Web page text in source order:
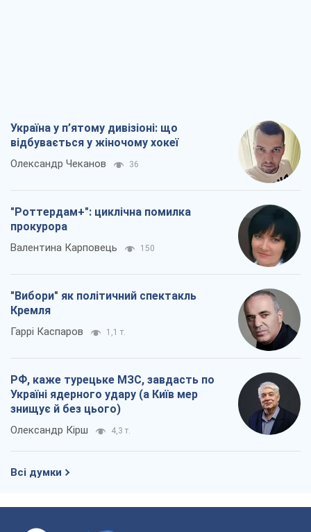
Україна у п’ятому дивізіоні: що
відбувається у жіночому хокеї
Олександр Чеканов 36
"Роттердам+": циклічна помилка
прокурора
Валентина Карповець 150
"Вибори" як політичний спектакль
Кремля
Гаррі Каспаров 1,1 т.
РФ, каже турецьке МЗС, завдасть по
Україні ядерного удару (а Київ мер
знищує й без цього)
Олександр Кірш 4,3 т.
Всі думки